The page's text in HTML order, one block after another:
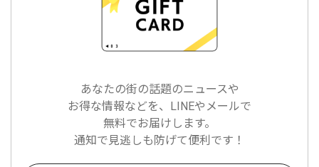
あなたの街の話題のニュースや
お得な情報などを、LINEやメールで
無料でお届けします。
通知で見逃しも防げて便利です！